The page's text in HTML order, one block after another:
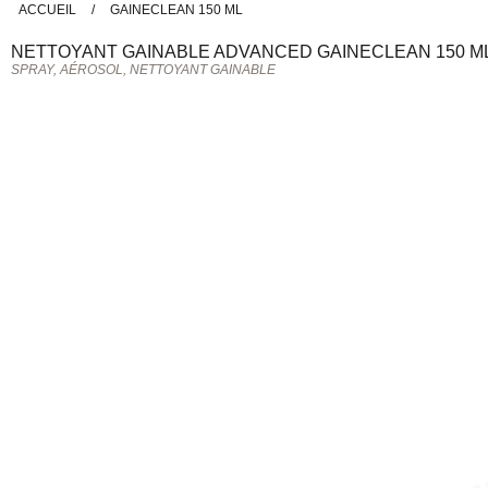
ACCUEIL / GAINECLEAN 150 ML
NETTOYANT GAINABLE ADVANCED GAINECLEAN 150
SPRAY, AÉROSOL, NETTOYANT GAINABLE